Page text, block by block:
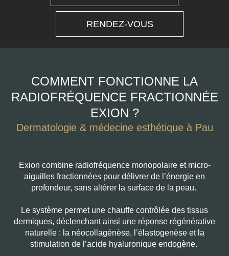
RENDEZ-VOUS
COMMENT FONCTIONNE LA
RADIOFRÉQUENCE FRACTIONNÉE
EXION ?
Dermatologie & médecine esthétique à Pau
Exion combine radiofréquence monopolaire et micro-
aiguilles fractionnées pour délivrer de l’énergie en
profondeur, sans altérer la surface de la peau.
Le système permet une chauffe contrôlée des tissus
dermiques, déclenchant ainsi une réponse régénérative
naturelle : la néocollagénèse, l’élastogenèse et la
stimulation de l’acide hyaluronique endogène.